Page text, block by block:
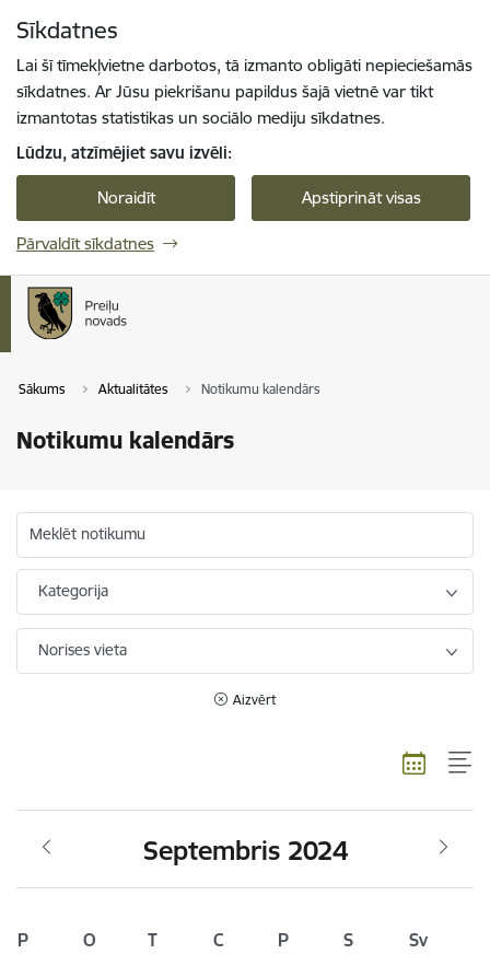
Sīkdatnes
Lai šī tīmekļvietne darbotos, tā izmanto obligāti nepieciešamās
sīkdatnes. Ar Jūsu piekrišanu papildus šajā vietnē var tikt
izmantotas statistikas un sociālo mediju sīkdatnes.
Lūdzu, atzīmējiet savu izvēli:
Noraidīt Apstiprināt visas
Pārvaldīt sīkdatnes
Sākums Aktualitātes Notikumu kalendārs
Notikumu kalendārs
Meklēt notikumu
Kategorija
Norises vieta
Aizvērt
Septembris 2024
P O T C P S
Sv